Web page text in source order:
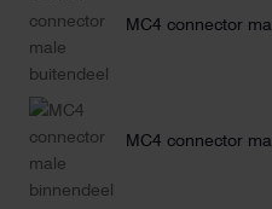
MC4 connector
MC4 connector